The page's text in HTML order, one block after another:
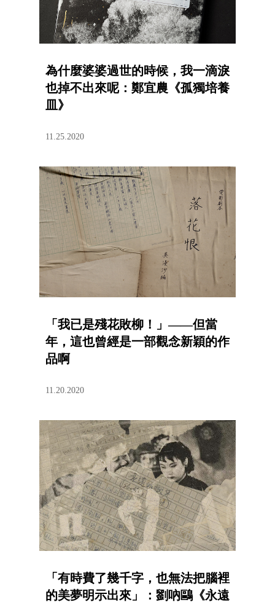
為什麼婆婆過世的時候，我一滴淚
也掉不出來呢：鄭宜農《孤獨培養
皿》
11.25.2020
「我已是殘花敗柳！」——但當
年，這也曾經是一部觀念新穎的作
品啊
11.20.2020
「有時費了幾千字，也無法把腦裡
的美夢明示出來」：劉吶鷗《永遠